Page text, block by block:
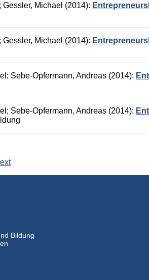
; Gessler, Michael (2014):
; Gessler, Michael (2014):
; Sebe-Opfermann, Andreas (2014):
; Sebe-Opfermann, Andreas (2014):
Bildung